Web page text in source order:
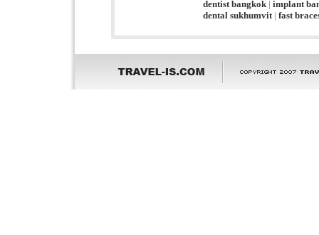
dentist bangkok | implant
dental sukhumvit| fast